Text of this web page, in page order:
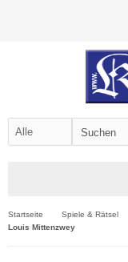
Startseite Spiele & Rätsel
Louis Mittenzwey